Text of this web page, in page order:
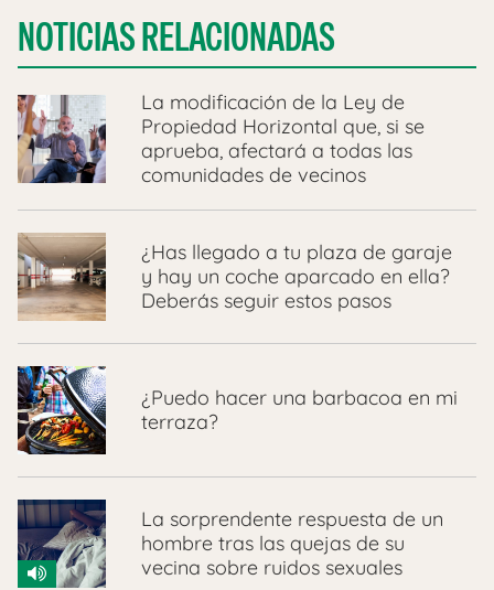
NOTICIAS RELACIONADAS
La modificación de la Ley de
Propiedad Horizontal que, si se
aprueba, afectará a todas las
comunidades de vecinos
¿Has llegado a tu plaza de garaje
y hay un coche aparcado en ella?
Deberás seguir estos pasos
¿Puedo hacer una barbacoa en mi
terraza?
La sorprendente respuesta de un
hombre tras las quejas de su
vecina sobre ruidos sexuales